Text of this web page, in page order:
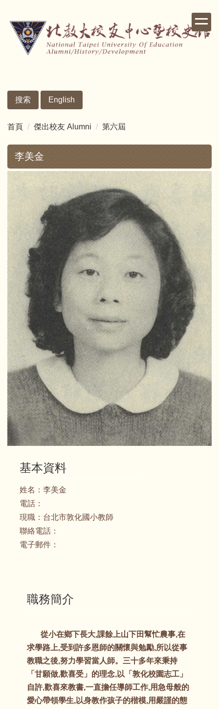
到
搜索 English
首頁 傑出校友 Alumni 第六屆
李美金
基本資料
姓名： 李美金
電話：
現職： 台北市敦化國小教師
聯絡電話：
電子郵件：
職務簡介
從小在鄉下長大,課餘上山下田幫忙農事,在
求學路上,受到許多恩師的關懷與勉勵,所以從事
教職之後,努力學習當人師。三十多年來秉持
「甘願做,歡喜受」的理念,以「敦化校園志工」
自許,歡喜來教書,一直擔任導師工作,用急母般的
愛心帶領學生,以身教作孩子的楷模,用嚴謹的態